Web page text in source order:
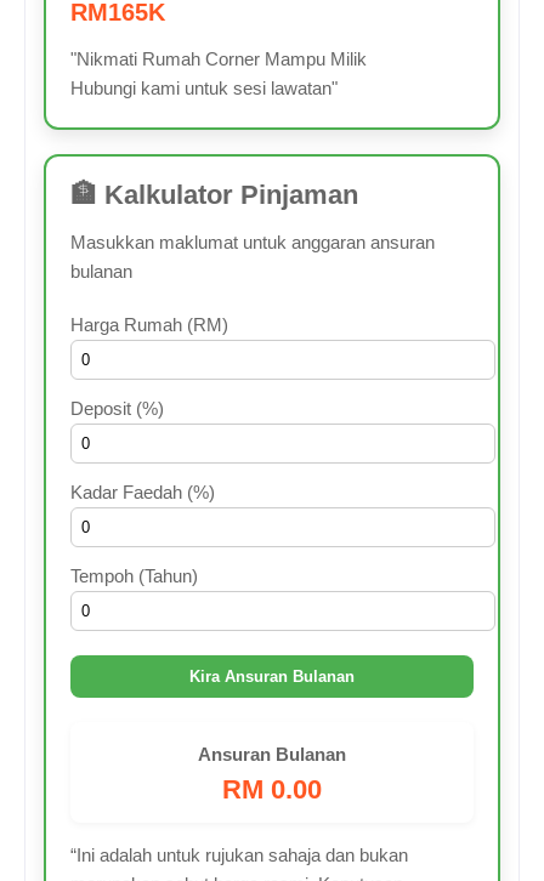
RM165K
"Nikmati Rumah Corner Mampu Milik
Hubungi kami untuk sesi lawatan"
🏦 Kalkulator Pinjaman
Masukkan maklumat untuk anggaran ansuran
bulanan
Harga Rumah (RM)
Deposit (%)
Kadar Faedah (%)
Tempoh (Tahun)
Kira Ansuran Bulanan
Ansuran Bulanan
RM 0.00
“Ini adalah untuk rujukan sahaja dan bukan